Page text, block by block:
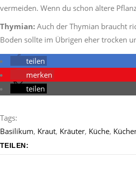
vermeiden. Wenn du schon ältere
Thymian: Auch der Thymian braucht
Boden sollte im Übrigen eher trocken
teilen
merken
teilen
Tags:
Basilikum, Kraut, Kräuter, Küche,
TEILEN: